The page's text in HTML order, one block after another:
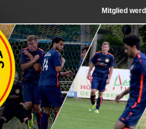
Mitglied